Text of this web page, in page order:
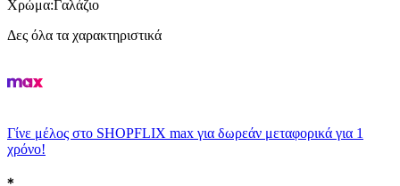
Χρώμα:Γαλάζιο
Δες όλα τα χαρακτηριστικά
Γίνε μέλος στο SHOPFLIX max για δωρεάν μεταφορικά για 1
χρόνο!